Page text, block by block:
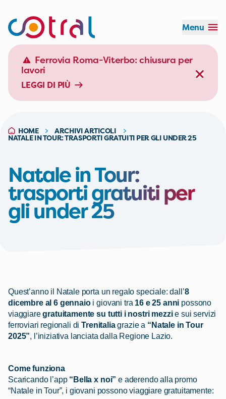
Menu
Ferrovia Roma-Viterbo: chiusura per
lavori
LEGGI DI PIÙ
HOME ARCHIVI ARTICOLI
NATALE IN TOUR: TRASPORTI GRATUITI PER GLI UNDER 25
Natale in Tour:
trasporti gratuiti per
gli under 25
Quest’anno il Natale porta un regalo speciale: dall’8
dicembre al 6 gennaioi giovani tra 16 e 25 anni possono
viaggiaregratuitamente su tutti i nostri mezzie sui servizi
ferroviari regionali diTrenitaliagrazie a “Natale in Tour
2025”, l’iniziativa lanciata dalla Regione Lazio.
Come funziona
Scaricando l’app “Bella x noi” e aderendo alla promo
“Natale in Tour”, i giovani possono viaggiare gratuitamente:
Effettua il login
Orario: Durata: